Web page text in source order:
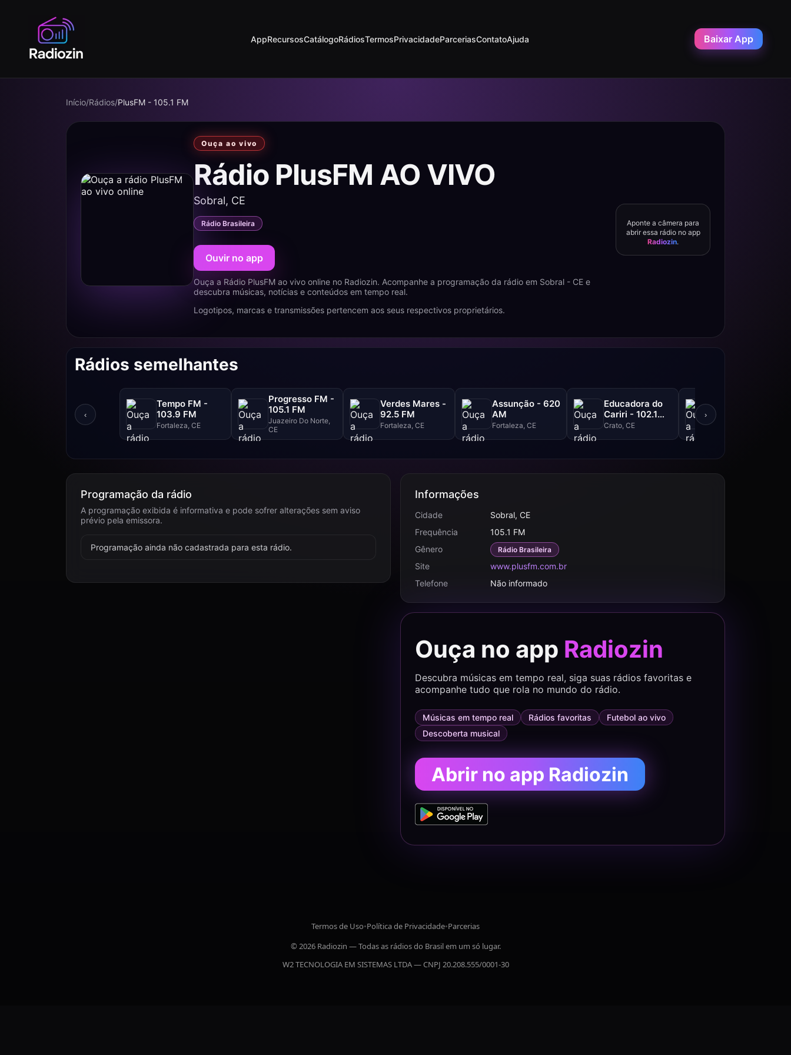
AppRecursosCatálogoRádiosTermosPrivacidadeParceriasContatoAjuda Baixar App
Início/Rádios/PlusFM - 105.1 FM
Ouça ao vivo
Rádio PlusFM AO VIVO
Sobral, CE
Rádio Brasileira
Ouvir no app
Ouça a Rádio PlusFM ao vivo online no Radiozin. Acompanhe a programação da rádio em Sobral - CE e
descubra músicas, notícias e conteúdos em tempo real.
Logotipos, marcas e transmissões pertencem aos seus respectivos proprietários.
Aponte a câmera para
abrir essa rádio no app
Radiozin.
Rádios semelhantes
‹
Tempo FM -
103.9 FM
Fortaleza, CE
Progresso FM -
105.1 FM
Juazeiro Do Norte,
CE
Verdes Mares -
92.5 FM
Fortaleza, CE
Assunção - 620
AM
Fortaleza, CE
Educadora do
Cariri - 102.1
FM
Crato, CE
105.3 FM
›
Programação da rádio
A programação exibida é informativa e pode sofrer alterações sem aviso
prévio pela emissora.
Programação ainda não cadastrada para esta rádio.
Informações
Cidade
Sobral, CE
Frequência
105.1 FM
Gênero
Rádio Brasileira
Site
www.plusfm.com.br
Telefone
Não informado
Ouça no app Radiozin
Descubra músicas em tempo real, siga suas rádios favoritas e
acompanhe tudo que rola no mundo do rádio.
Músicas em tempo real Rádios favoritas
Futebol ao vivo
Descoberta musical
Abrir no app Radiozin
Termos de Uso•Política de Privacidade•Parcerias
© 2026 Radiozin — Todas as rádios do Brasil em um só lugar.
W2 TECNOLOGIA EM SISTEMAS LTDA — CNPJ 20.208.555/0001-30